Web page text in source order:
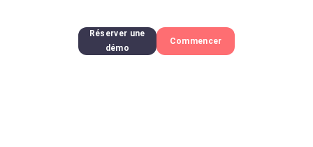
Réserver une
démo
Commencer